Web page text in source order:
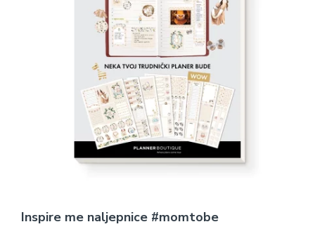
Inspire me naljepnice #momtobe